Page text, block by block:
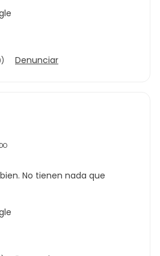
) Denunciar
No tienen nada que